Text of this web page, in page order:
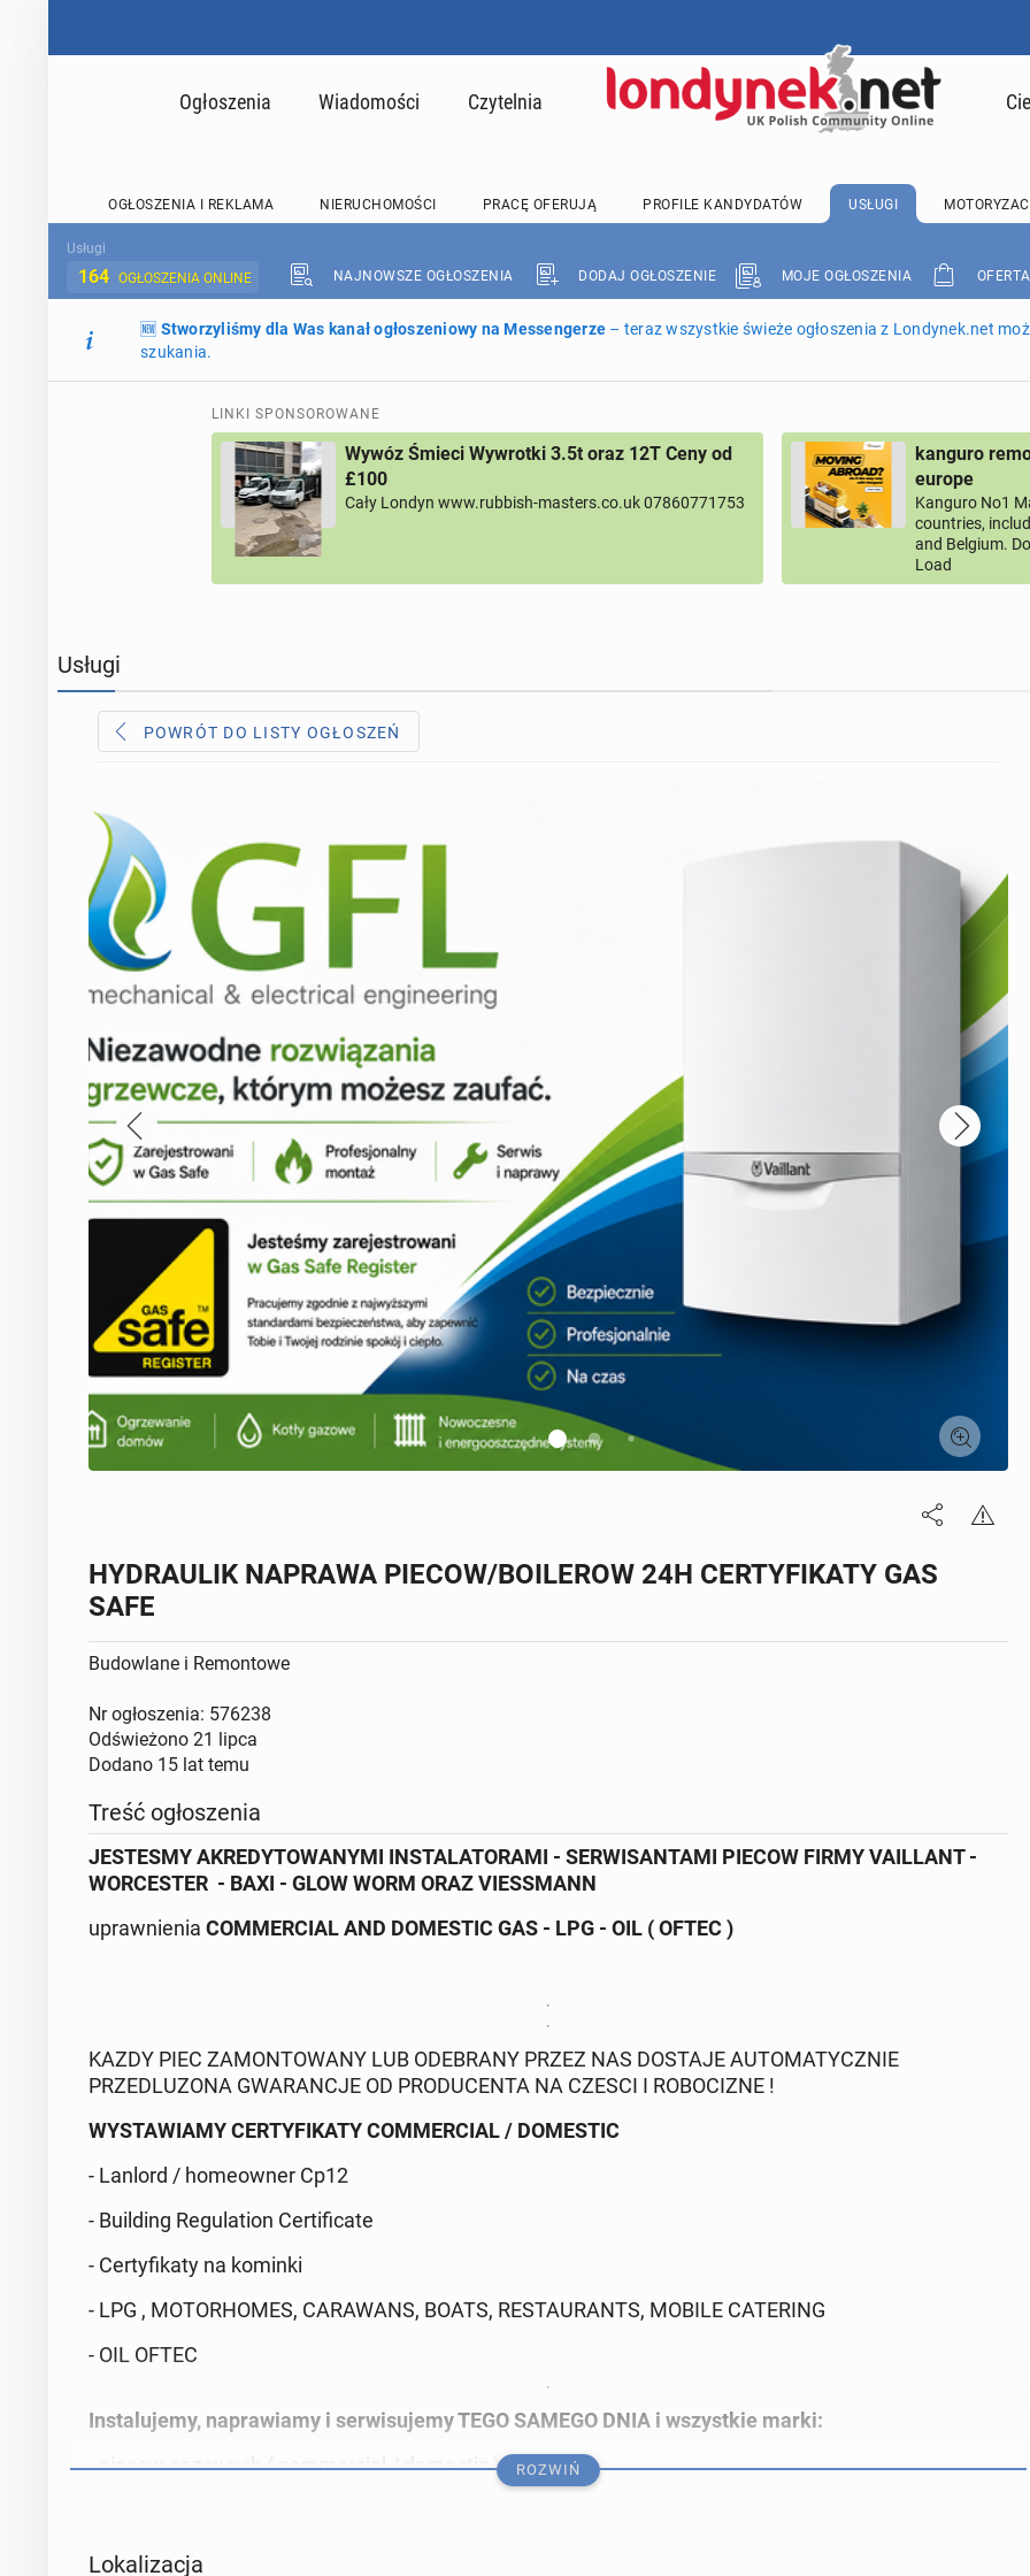
Ogłoszenia Wiadomości Czytelnia
OGŁOSZENIA I REKLAMA NIERUCHOMOŚCI PRACĘ OFERUJĄ PROFILE KANDYDATÓW USŁUGI
Usługi
164 OGŁOSZENIA ONLINE NAJNOWSZE OGŁOSZENIA DODAJ OGŁOSZENIE MOJE OGŁOSZENIA
🆕 Stworzyliśmy dla Was kanał ogłoszeniowy na Messengerze – teraz wszystkie świeże ogłoszenia z Londynek.net
szukania.
LINKI SPONSOROWANE
Wywóz Śmieci Wywrotki 3.5t oraz 12T Ceny od
£100
Cały Londyn www.rubbish-masters.co.uk 07860771753
kanguro
europe
Kanguro No1
countries,
and Belgium.
Load
Usługi
POWRÓT DO LISTY OGŁOSZEŃ
HYDRAULIK NAPRAWA PIECOW/BOILEROW 24H CERTYFIKATY GAS
SAFE
Budowlane i Remontowe
Nr ogłoszenia: 576238
Odświeżono21 lipca
Dodano15 lat temu
Treść ogłoszenia
JESTESMY AKREDYTOWANYMI INSTALATORAMI - SERWISANTAMI PIECOW FIRMY VAILLANT -
WORCESTER - BAXI - GLOW WORM ORAZ VIESSMANN
uprawnienia COMMERCIAL AND DOMESTIC GAS - LPG - OIL ( OFTEC )
KAZDY PIEC ZAMONTOWANY LUB ODEBRANY PRZEZ NAS DOSTAJE AUTOMATYCZNIE
PRZEDLUZONA GWARANCJE OD PRODUCENTA NA CZESCI I ROBOCIZNE !
WYSTAWIAMY CERTYFIKATY COMMERCIAL / DOMESTIC
- Lanlord / homeowner Cp12
- Building Regulation Certificate
- Certyfikaty na kominki
- LPG , MOTORHOMES, CARAWANS, BOATS, RESTAURANTS, MOBILE CATERING
- OIL OFTEC
Instalujemy, naprawiamy i serwisujemy TEGO SAMEGO DNIA i wszystkie marki:
- piecow gazowych ( commercial / domestic )
- kuchenek gazowych ( commercial / domestic )
ROZWIŃ
Lokalizacja